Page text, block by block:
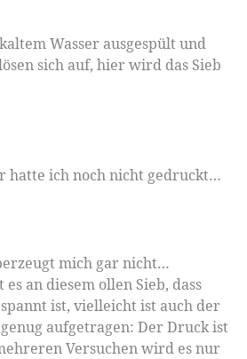
Wasser ausgespült und
sich auf, hier wird das Sieb
hatte ich noch nicht gedruckt…
mich gar nicht…
an diesem ollen Sieb, dass
ist, vielleicht ist auch der
aufgetragen: Der Druck ist
Versuchen wird es nur